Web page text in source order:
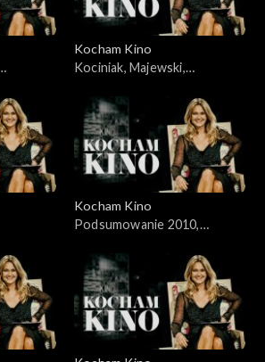
Kocham Kino
Kociniak, Majewski,
Kocham Kino
Podsumowanie 2010,